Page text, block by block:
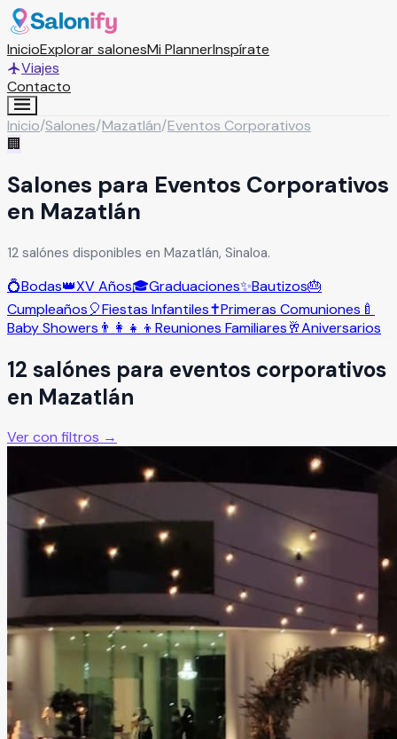
InicioExplorar salonesMi PlannerInspírate
Viajes
Contacto
Inicio/Salones/Mazatlán/Eventos Corporativos
🏢
Salones para Eventos Corporativos
en Mazatlán
12 salónes disponibles en Mazatlán, Sinaloa.
💍Bodas👑XV Años🎓Graduaciones✨Bautizos🎂
Cumpleaños🎈Fiestas Infantiles✝️Primeras Comuniones 🍼
Baby Showers 👨‍👩‍👧‍👦 Reuniones Familiares🥂Aniversarios
12 salónes para eventos corporativos
en Mazatlán
Ver con filtros →